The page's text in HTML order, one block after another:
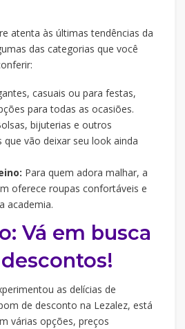
atenta às últimas tendências da
das categorias que você
casuais ou para festas,
para todas as ocasiões.
bijuterias e outros
vão deixar seu look ainda
Para quem adora malhar, a
oferece roupas confortáveis e
academia.
Vá em busca
as delícias de
de desconto na Lezalez, está
várias opções, preços